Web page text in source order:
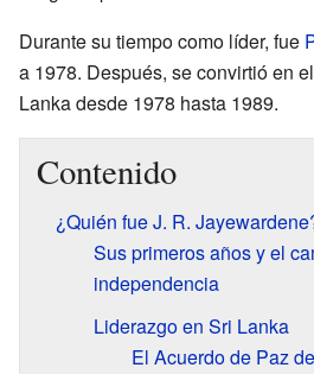
Durante su tiempo como líder, fue
a 1978. Después, se convirtió en el
Lanka desde 1978 hasta 1989.
Contenido
¿Quién fue J. R.
Sus primeros años y el
independencia
Liderazgo en Sri Lanka
El Acuerdo de Paz